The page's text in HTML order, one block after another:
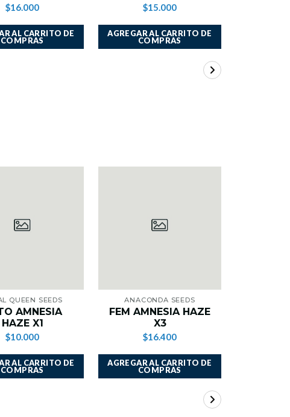
$16.000
AL CARRITO DE
COMPRAS
$15.000
AGREGAR AL CARRITO DE
COMPRAS
QUEEN SEEDS
AMNESIA
HAZE X1
$10.000
AL CARRITO DE
COMPRAS
ANACONDA SEEDS
FEM AMNESIA HAZE
X3
$16.400
AGREGAR AL CARRITO DE
COMPRAS